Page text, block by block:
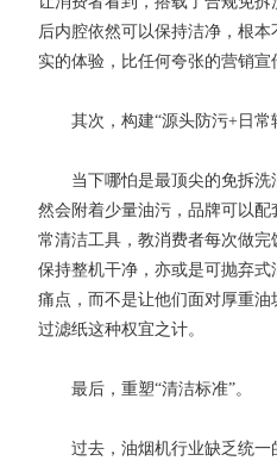
后内腔依然可以保持洁净，根
实的体验，比任何夸张的营销宣
其次，构建“源头防污+日常
当下哪怕是最顶尖的免拆洗
然会附着少量油污，品牌可以配
常清洁工具，教消费者每次做
保持整机干净，亦或是可抛弃
痛点，而不是让他们面对厚重
过滤纸这种权宜之计。
最后，重塑“清洁标准”。
过去，油烟机行业缺乏统一